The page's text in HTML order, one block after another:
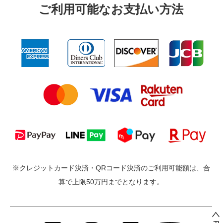
ご利⽤可能なお⽀払い⽅法
※クレジットカード決済・QRコード決済のご利用可能額は、合
算で上限50万円までとなります。